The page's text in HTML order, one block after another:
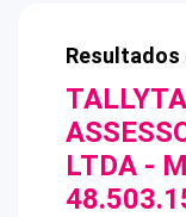
LTDA -